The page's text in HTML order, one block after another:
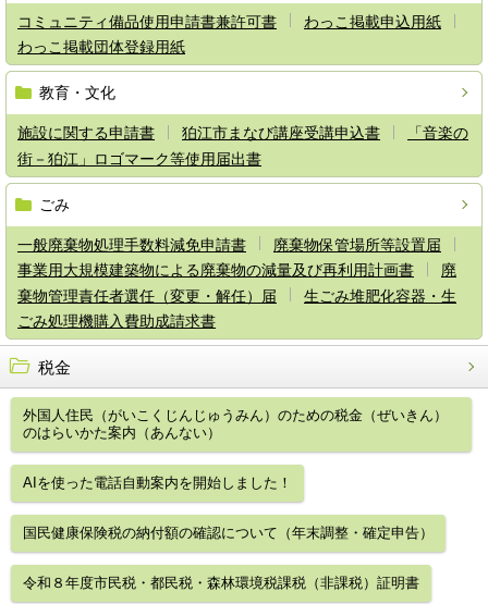
コミュニティ備品使用申請書兼許可書
わっこ掲載申込用紙
わっこ掲載団体登録用紙
教育・文化
施設に関する申請書 狛江市まなび講座受講申込書
「音楽の
街－狛江」ロゴマーク等使用届出書
ごみ
一般廃棄物処理手数料減免申請書
廃棄物保管場所等設置届
事業用大規模建築物による廃棄物の減量及び再利用計画書
廃
棄物管理責任者選任（変更・解任）届
生ごみ堆肥化容器・生
ごみ処理機購入費助成請求書
税金
外国人住民（がいこくじんじゅうみん）のための税金（ぜいきん）
のはらいかた案内（あんない）
AIを使った電話自動案内を開始しました！
国民健康保険税の納付額の確認について（年末調整・確定申告）
令和８年度市民税・都民税・森林環境税課税（非課税）証明書